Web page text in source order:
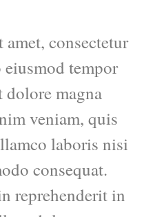
consectetur
tempor
magna
veniam, quis
laboris nisi
consequat.
reprehenderit in